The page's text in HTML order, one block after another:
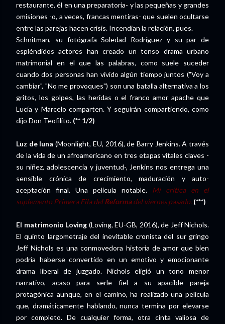
restaurante, él en una preparatoria- y las pequeñas y grandes
omisiones -o, a veces, francas mentiras- que suelen ocultarse
entre las parejas hacen crisis. Incendian la relación, pues.
Schnitman, su fotógrafa Soledad Rodríguez y su par de
espléndidos actores han creado un tenso drama urbano
matrimonial en el que las palabras, como suele suceder
cuando dos personas han vivido algún tiempo juntos ("Voy a
cambiar", "No me provoques") son una batalla alternativa a los
gritos, los golpes, las heridas o el franco amor apache que
Lucía y Marcelo comparten. Y seguirán compartiendo, como
dijo Don Teofilito. (** 1/2)
Luz de luna (Moonlight, EU, 2016), de Barry Jenkins. A través
de la vida de un afroamericano en tres etapas vitales claves -
su niñez, adolescencia y juventud-, Jenkins nos entrega una
sensible crónica de crecimiento, maduración y auto-
aceptación final. Una película notable. Mi crítica en el
suplemento Primera Fila delReformadel viernes pasado. (***)
El matrimonio Loving (Loving, EU-GB, 2016), de Jeff Nichols.
El quinto largometraje del inevitable cronista del sur gringo
Jeff Nichols es una conmovedora historia de amor que bien
podría haberse convertido en un emotivo y emocionante
drama liberal de juzgado. Nichols eligió un tono menor
narrativo, acaso para serle fiel a su apacible pareja
protagónica aunque, en el camino, ha realizado una película
que, dramáticamente hablando, nunca termina por elevarse
por completo. De cualquier forma, otra cinta valiosa de